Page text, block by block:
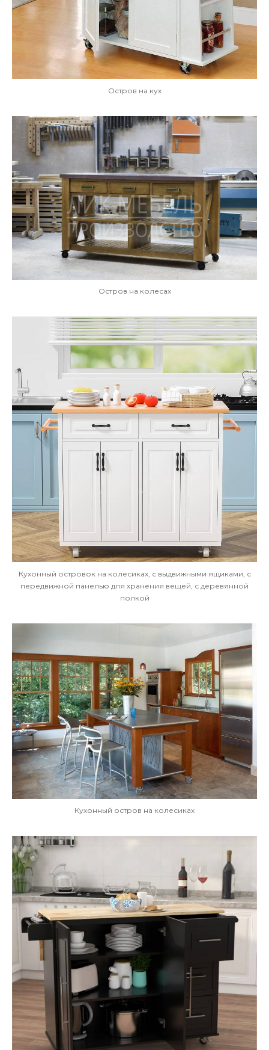
Остров на кух
Остров на колесах
Кухонный островок на колесиках, с выдвижными ящиками, с
передвижной панелью для хранения вещей, с деревянной
полкой
Кухонный остров на колесиках